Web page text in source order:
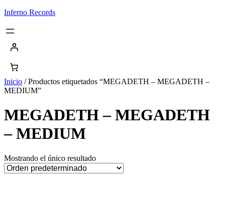
Saltar
contenido
Inferno Records
Inicio / Productos etiquetados “MEGADETH – MEGADETH –
MEDIUM”
MEGADETH – MEGADETH
– MEDIUM
Mostrando el único resultado